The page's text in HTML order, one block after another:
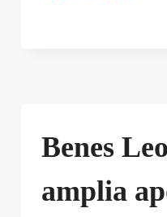
Benes
amplia